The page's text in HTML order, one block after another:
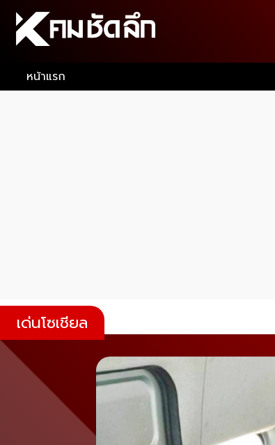
หน้าแรก
เด่นโซเชียล